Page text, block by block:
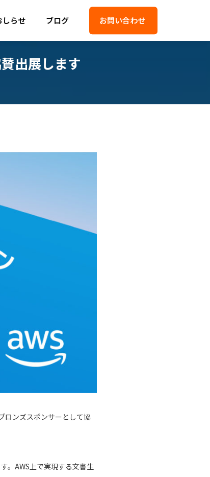
しらせ ブログ お問い合わせ
出展します
ロンズスポンサーとして協
。AWS上で実現する文書生